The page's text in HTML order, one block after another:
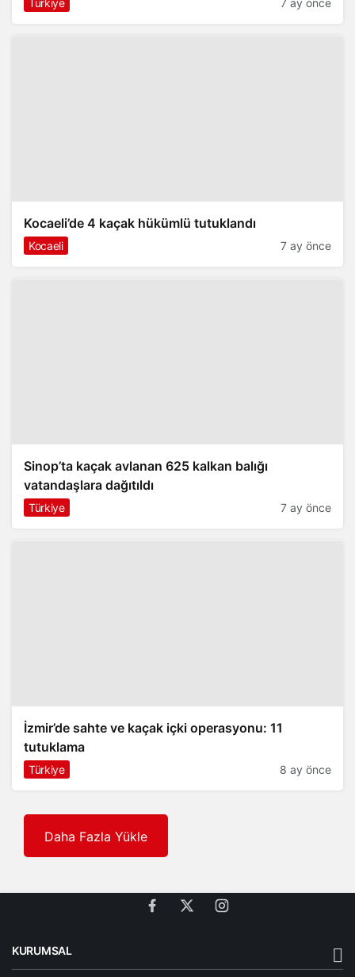
Türkiye 7 ay önce
Kocaeli’de 4 kaçak hükümlü tutuklandı
Kocaeli 7 ay önce
Sinop’ta kaçak avlanan 625 kalkan balığı
vatandaşlara dağıtıldı
Türkiye 7 ay önce
İzmir’de sahte ve kaçak içki operasyonu: 11
tutuklama
Türkiye 8 ay önce
Daha Fazla Yükle
KURUMSAL